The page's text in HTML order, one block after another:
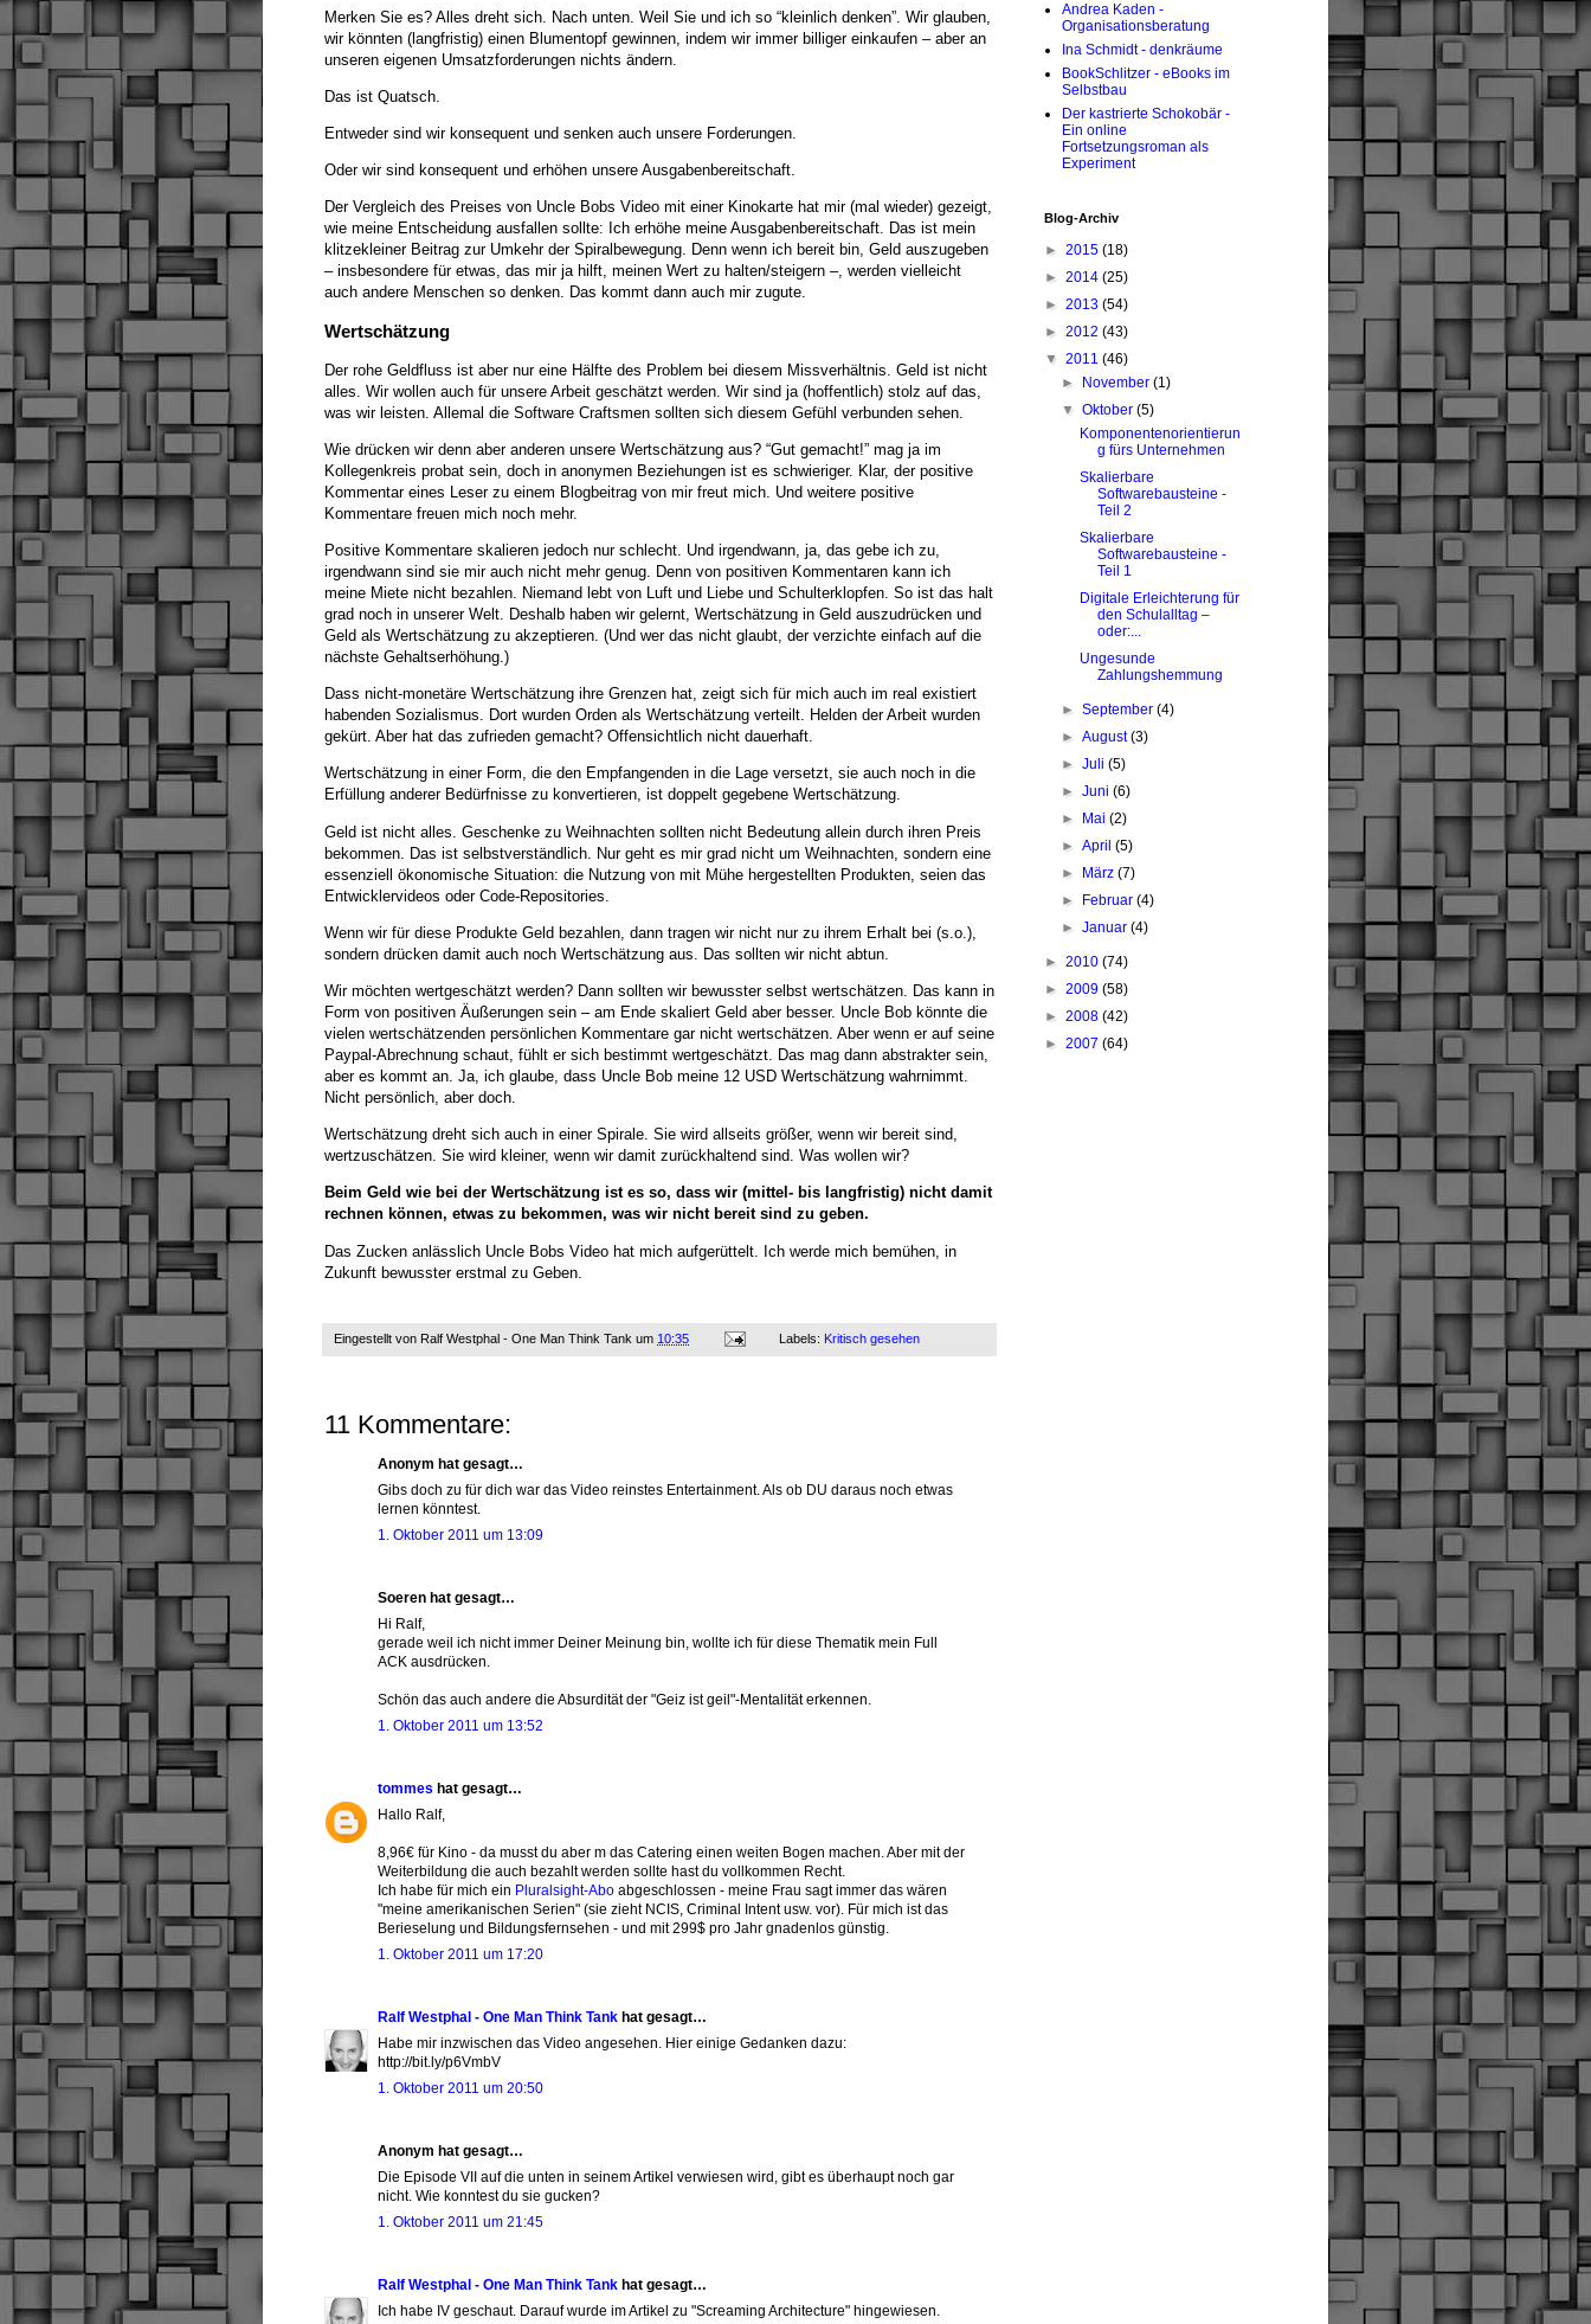
Merken Sie es? Alles dreht sich. Nach unten. Weil Sie und ich so “kleinlich denken”. Wir glauben,
wir könnten (langfristig) einen Blumentopf gewinnen, indem wir immer billiger einkaufen – aber an
unseren eigenen Umsatzforderungen nichts ändern.
Das ist Quatsch.
Entweder sind wir konsequent und senken auch unsere Forderungen.
Oder wir sind konsequent und erhöhen unsere Ausgabenbereitschaft.
Der Vergleich des Preises von Uncle Bobs Video mit einer Kinokarte hat mir (mal wieder) gezeigt,
wie meine Entscheidung ausfallen sollte: Ich erhöhe meine Ausgabenbereitschaft. Das ist mein
klitzekleiner Beitrag zur Umkehr der Spiralbewegung. Denn wenn ich bereit bin, Geld auszugeben
– insbesondere für etwas, das mir ja hilft, meinen Wert zu halten/steigern –, werden vielleicht
auch andere Menschen so denken. Das kommt dann auch mir zugute.
Wertschätzung
Der rohe Geldfluss ist aber nur eine Hälfte des Problem bei diesem Missverhältnis. Geld ist nicht
alles. Wir wollen auch für unsere Arbeit geschätzt werden. Wir sind ja (hoffentlich) stolz auf das,
was wir leisten. Allemal die Software Craftsmen sollten sich diesem Gefühl verbunden sehen.
Wie drücken wir denn aber anderen unsere Wertschätzung aus? “Gut gemacht!” mag ja im
Kollegenkreis probat sein, doch in anonymen Beziehungen ist es schwieriger. Klar, der positive
Kommentar eines Leser zu einem Blogbeitrag von mir freut mich. Und weitere positive
Kommentare freuen mich noch mehr.
Positive Kommentare skalieren jedoch nur schlecht. Und irgendwann, ja, das gebe ich zu,
irgendwann sind sie mir auch nicht mehr genug. Denn von positiven Kommentaren kann ich
meine Miete nicht bezahlen. Niemand lebt von Luft und Liebe und Schulterklopfen. So ist das halt
grad noch in unserer Welt. Deshalb haben wir gelernt, Wertschätzung in Geld auszudrücken und
Geld als Wertschätzung zu akzeptieren. (Und wer das nicht glaubt, der verzichte einfach auf die
nächste Gehaltserhöhung.)
Dass nicht-monetäre Wertschätzung ihre Grenzen hat, zeigt sich für mich auch im real existiert
habenden Sozialismus. Dort wurden Orden als Wertschätzung verteilt. Helden der Arbeit wurden
gekürt. Aber hat das zufrieden gemacht? Offensichtlich nicht dauerhaft.
Wertschätzung in einer Form, die den Empfangenden in die Lage versetzt, sie auch noch in die
Erfüllung anderer Bedürfnisse zu konvertieren, ist doppelt gegebene Wertschätzung.
Geld ist nicht alles. Geschenke zu Weihnachten sollten nicht Bedeutung allein durch ihren Preis
bekommen. Das ist selbstverständlich. Nur geht es mir grad nicht um Weihnachten, sondern eine
essenziell ökonomische Situation: die Nutzung von mit Mühe hergestellten Produkten, seien das
Entwicklervideos oder Code-Repositories.
Wenn wir für diese Produkte Geld bezahlen, dann tragen wir nicht nur zu ihrem Erhalt bei (s.o.),
sondern drücken damit auch noch Wertschätzung aus. Das sollten wir nicht abtun.
Wir möchten wertgeschätzt werden? Dann sollten wir bewusster selbst wertschätzen. Das kann in
Form von positiven Äußerungen sein – am Ende skaliert Geld aber besser. Uncle Bob könnte die
vielen wertschätzenden persönlichen Kommentare gar nicht wertschätzen. Aber wenn er auf seine
Paypal-Abrechnung schaut, fühlt er sich bestimmt wertgeschätzt. Das mag dann abstrakter sein,
aber es kommt an. Ja, ich glaube, dass Uncle Bob meine 12 USD Wertschätzung wahrnimmt.
Nicht persönlich, aber doch.
Wertschätzung dreht sich auch in einer Spirale. Sie wird allseits größer, wenn wir bereit sind,
wertzuschätzen. Sie wird kleiner, wenn wir damit zurückhaltend sind. Was wollen wir?
Beim Geld wie bei der Wertschätzung ist es so, dass wir (mittel- bis langfristig) nicht damit
rechnen können, etwas zu bekommen, was wir nicht bereit sind zu geben.
Das Zucken anlässlich Uncle Bobs Video hat mich aufgerüttelt. Ich werde mich bemühen, in
Zukunft bewusster erstmal zu Geben.
Eingestellt von Ralf Westphal - One Man Think Tank um 10:35 Labels: Kritisch gesehen
11 Kommentare:
Anonym hat gesagt…
Gibs doch zu für dich war das Video reinstes Entertainment. Als ob DU daraus noch etwas
lernen könntest.
1. Oktober 2011 um 13:09
Soeren hat gesagt…
Hi Ralf,
gerade weil ich nicht immer Deiner Meinung bin, wollte ich für diese Thematik mein Full
ACK ausdrücken.
Schön das auch andere die Absurdität der "Geiz ist geil"-Mentalität erkennen.
1. Oktober 2011 um 13:52
tommes hat gesagt…
Hallo Ralf,
8,96€ für Kino - da musst du aber m das Catering einen weiten Bogen machen. Aber mit der
Weiterbildung die auch bezahlt werden sollte hast du vollkommen Recht.
Ich habe für mich ein Pluralsight-Abo abgeschlossen - meine Frau sagt immer das wären
"meine amerikanischen Serien" (sie zieht NCIS, Criminal Intent usw. vor). Für mich ist das
Berieselung und Bildungsfernsehen - und mit 299$ pro Jahr gnadenlos günstig.
1. Oktober 2011 um 17:20
Ralf Westphal - One Man Think Tank hat gesagt…
Habe mir inzwischen das Video angesehen. Hier einige Gedanken dazu:
http://bit.ly/p6VmbV
1. Oktober 2011 um 20:50
Anonym hat gesagt…
Die Episode VII auf die unten in seinem Artikel verwiesen wird, gibt es überhaupt noch gar
nicht. Wie konntest du sie gucken?
1. Oktober 2011 um 21:45
Ralf Westphal - One Man Think Tank hat gesagt…
Ich habe IV geschaut. Darauf wurde im Artikel zu "Screaming Architecture" hingewiesen.
Andrea Kaden -
Organisationsberatung
Ina Schmidt - denkräume
BookSchlitzer - eBooks im
Selbstbau
Der kastrierte Schokobär -
Ein online
Fortsetzungsroman als
Experiment
Blog-Archiv
► 2015 (18)
► 2014 (25)
► 2013 (54)
► 2012 (43)
▼ 2011 (46)
►
November(1)
▼Oktober(5)
Komponentenorientierun
g fürs Unternehmen
Skalierbare
Softwarebausteine -
Teil 2
Skalierbare
Softwarebausteine -
Teil 1
Digitale Erleichterung für
den Schulalltag –
oder:...
Ungesunde
Zahlungshemmung
►September(4)
►August(3)
►Juli(5)
►Juni(6)
►
Mai(2)
►April(5)
►
März(7)
►
Februar(4)
►Januar(4)
► 2010 (74)
► 2009 (58)
► 2008 (42)
► 2007 (64)